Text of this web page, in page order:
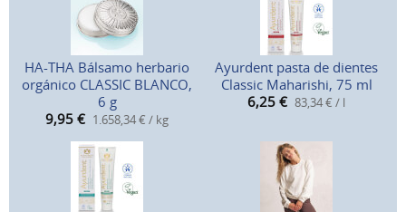
HA-THA Bálsamo herbario
orgánico CLASSIC BLANCO,
6 g
9,95 € 1.658,34 € / kg
Ayurdent pasta de dientes
Classic Maharishi, 75 ml
6,25 € 83,34 € / l